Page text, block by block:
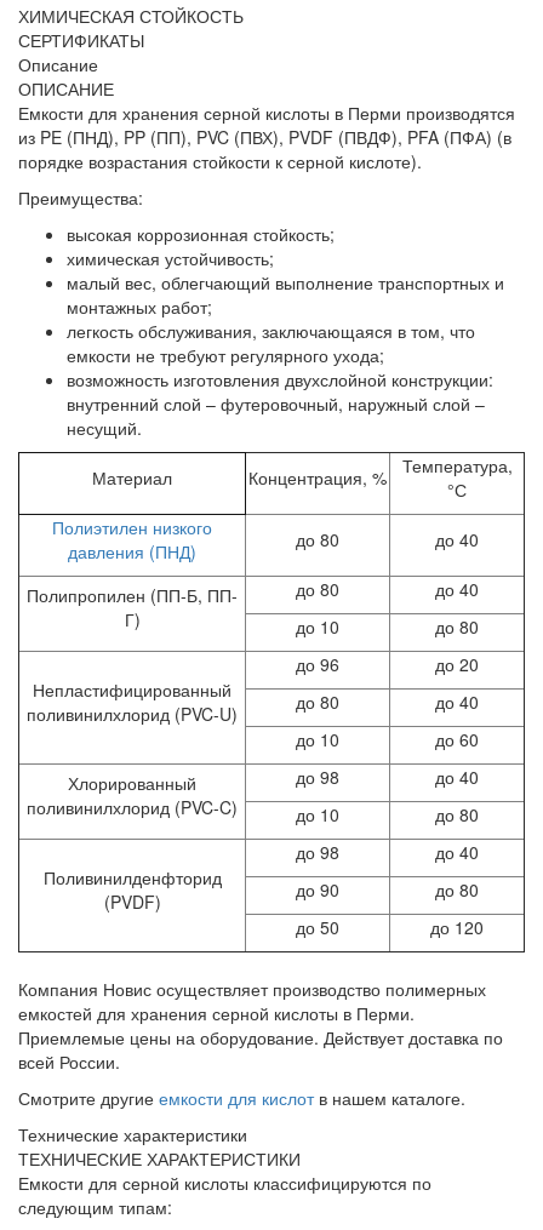
ХИМИЧЕСКАЯ СТОЙКОСТЬ
СЕРТИФИКАТЫ
Описание
ОПИСАНИЕ
Емкости для хранения серной кислоты в Перми производятся
из PE (ПНД), PP (ПП), PVC (ПВХ), PVDF (ПВДФ), PFA (ПФА) (в
порядке возрастания стойкости к серной кислоте).
Преимущества:
высокая коррозионная стойкость;
химическая устойчивость;
малый вес, облегчающий выполнение транспортных и
монтажных работ;
легкость обслуживания, заключающаяся в том, что
емкости не требуют регулярного ухода;
возможность изготовления двухслойной конструкции:
внутренний слой – футеровочный, наружный слой –
несущий.
Материал Концентрация, %
Температура,
°С
Полиэтилен низкого
давления (ПНД)
до 80 до 40
Полипропилен (ПП-Б, ПП-
Г)
до 80
до 40
до 10
до 80
Непластифицированный
поливинилхлорид (PVC-U)
до 96
до 20
до 80
до 40
до 10
до 60
Хлорированный
поливинилхлорид (PVC-C)
до 98
до 40
до 10
до 80
Поливинилденфторид
(PVDF)
до 98
до 40
до 90
до 80
до 50
до 120
Компания Новис осуществляет производство полимерных
емкостей для хранения серной кислоты в Перми.
Приемлемые цены на оборудование. Действует доставка по
всей России.
Смотрите другие емкости для кислотв нашем каталоге.
Технические характеристики
ТЕХНИЧЕСКИЕ ХАРАКТЕРИСТИКИ
Емкости для серной кислоты классифицируются по
следующим типам: